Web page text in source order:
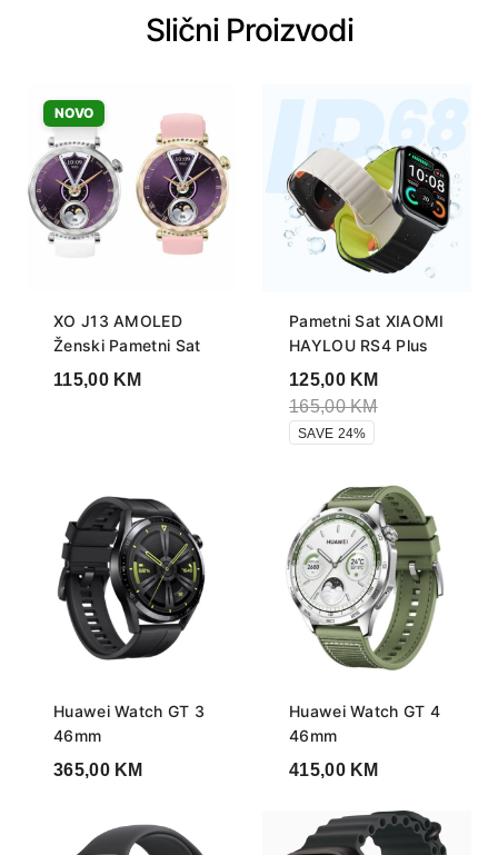
Slični Proizvodi
NOVO
XO J13 AMOLED
Ženski Pametni Sat
115,00 KM
Pametni Sat XIAOMI
HAYLOU RS4 Plus
125,00 KM
165,00KM
SAVE 24%
Huawei Watch GT 3
46mm
365,00 KM
Huawei Watch GT 4
46mm
415,00 KM